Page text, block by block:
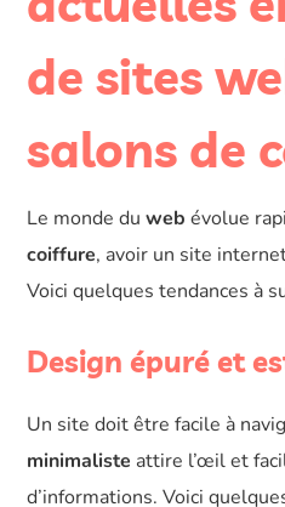
de sites
salons de
Le monde duweb évolue
coiffure, avoir un site
Voici quelques tendances à
Design épuré et
Un site doit être facile à
minimaliste attire l’œil et
d’informations. Voici